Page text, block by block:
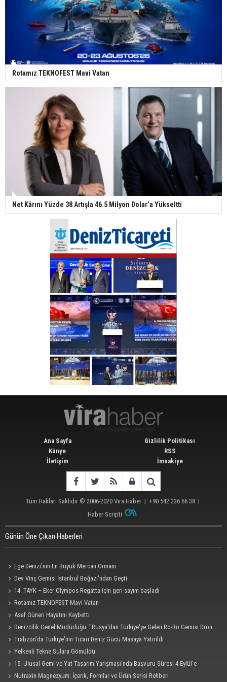
Rotamız TEKNOFEST Mavi Vatan
Net Kârını Yüzde 38 Artışla 46.5 Milyon Dolar’a Yükseltti
Ana Sayfa
Künye
İletişim
Gizlilik Politikası
RSS
İmsakiye
Tüm Hakları Saklıdır © 2006-2020 Vira Haber | +90 542 236 66 38 |
Haber Scripti
Günün Öne Çıkan Haberleri
Ege Denizi’nin En Büyük Mercan Ormanı
Dev Vinç Gemisi İstanbul Boğazı'ndan Geçti
14. TAYK – Eker Olympos Regatta için geri sayım başladı
Rotamız TEKNOFEST Mavi Vatan
Asaf Güneri Hayatını Kaybetti
Denizcilik Genel Müdürlüğü: "Rusya'dan Türkiye'ye Gelen Ro-Ro Gemisi Dron
Saldırısına Uğradı"
Trabzon'da Türkiye'nin Ticari Deniz Gücü Masaya Yatırıldı
Yelkenli Tekne Sulara Gömüldü
15. Ulusal Gemi ve Yat Tasarım Yarışması'nda Başvuru Süresi 4 Eylül'e
Uzatıldı
Nutraxin Magnezyum: İçerik, Formlar ve Ürün Serisi Rehberi